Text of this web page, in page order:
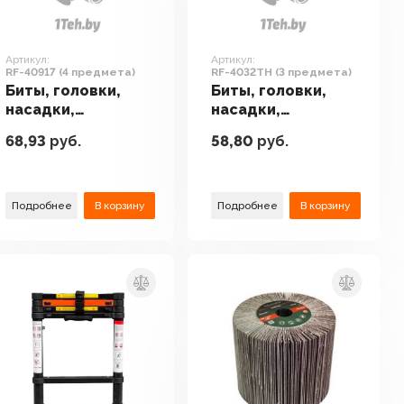
Артикул:
RF-40917 (4 предмета)
Биты, головки,
насадки,
RockForce RF-
68,93 руб.
Подробнее В корзину
Артикул:
RF-4032TH (3 предмета)
Биты, головки,
насадки,
RockForce RF-
58,80 руб.
Подробнее В корзину